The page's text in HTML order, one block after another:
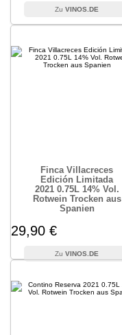
VINOS.DE
Finca Villacreces
Edición Limitada
2021 0.75L 14% Vol.
Rotwein Trocken aus
Spanien
29,90 €
VINOS.DE